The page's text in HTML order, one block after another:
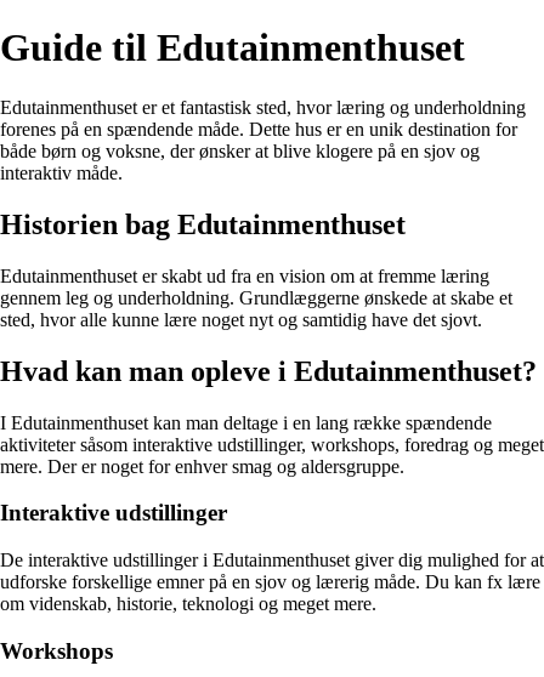
Guide til Edutainmenthuset
Edutainmenthuset er et fantastisk sted, hvor læring og underholdning
forenes på en spændende måde. Dette hus er en unik destination for
både børn og voksne, der ønsker at blive klogere på en sjov og
interaktiv måde.
Historien bag Edutainmenthuset
Edutainmenthuset er skabt ud fra en vision om at fremme læring
gennem leg og underholdning. Grundlæggerne ønskede at skabe et
sted, hvor alle kunne lære noget nyt og samtidig have det sjovt.
Hvad kan man opleve i Edutainmenthuset?
I Edutainmenthuset kan man deltage i en lang række spændende
aktiviteter såsom interaktive udstillinger, workshops, foredrag og meget
mere. Der er noget for enhver smag og aldersgruppe.
Interaktive udstillinger
De interaktive udstillinger i Edutainmenthuset giver dig mulighed for at
udforske forskellige emner på en sjov og lærerig måde. Du kan fx lære
om videnskab, historie, teknologi og meget mere.
Workshops